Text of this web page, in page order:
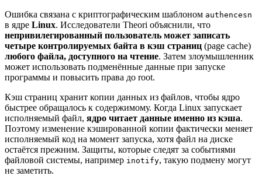
Ошибка связана с криптографическим шаблоном authencesn
в ядре Linux. Исследователи Theori объяснили, что
непривилегированный пользователь может записать
четыре контролируемых байта в кэш страниц (page cache)
любого файла, доступного на чтение. Затем злоумышленник
может использовать подменённые данные при запуске
программы и повысить права до root.
Кэш страниц хранит копии данных из файлов, чтобы ядро
быстрее обращалось к содержимому. Когда Linux запускает
исполняемый файл, ядро читает данные именно из кэша.
Поэтому изменение кэшированной копии фактически меняет
исполняемый код на момент запуска, хотя файл на диске
остаётся прежним. Защиты, которые следят за событиями
файловой системы, например inotify, такую подмену могут
не заметить.